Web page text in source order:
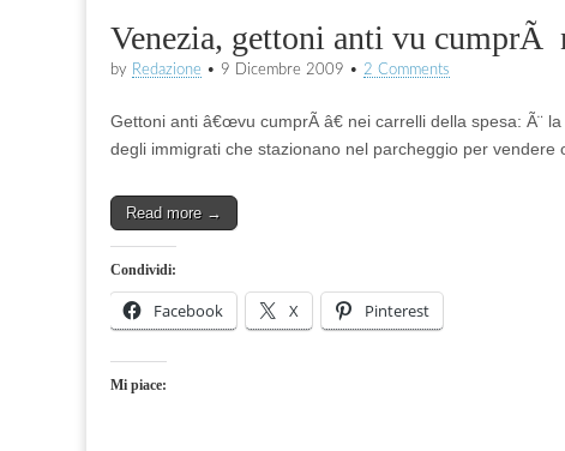
Venezia, gettoni anti vu cumprÃ
by Redazione • 9 Dicembre 2009 • 2 Comments
Gettoni anti â€œvu cumprÃ â€ nei carrelli della spesa: Ã¨
degli immigrati che stazionano nel parcheggio per
Read more →
Condividi:
Facebook X Pinterest
Mi piace: